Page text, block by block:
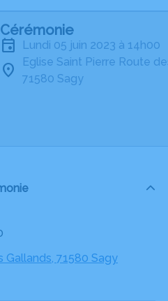
Cérémonie
lundi 05 juin 2023 à 14h00
Eglise Saint Pierre Route
71580 Sagy
Gallands, 71580 Sagy